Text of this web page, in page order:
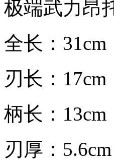
极端武力昂
全长：31cm
刃长：17cm
柄长：13cm
刃厚：5.6cm